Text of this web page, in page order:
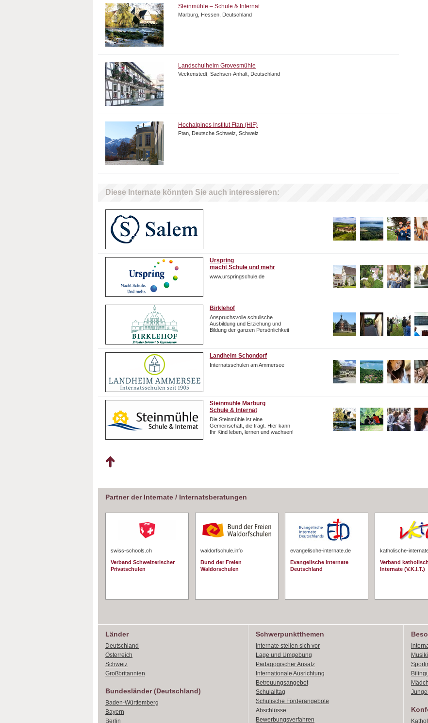
Steinmühle – Schule & Internat
Marburg, Hessen, Deutschland
Landschulheim Grovesmühle
Veckenstedt, Sachsen-Anhalt, Deutschland
Hochalpines Institut Ftan (HIF)
Ftan, Deutsche Schweiz, Schweiz
Diese Internate könnten Sie auch interessieren:
Urspring
macht Schule und mehr
www.urspringschule.de
Birklehof
Anspruchsvolle schulische
Ausbildung und Erziehung und
Bildung der ganzen Persönlichkeit
Landheim Schondorf
Internatsschulen am Ammersee
Steinmühle Marburg
Schule & Internat
Die Steinmühle ist eine
Gemeinschaft, die trägt. Hier kann
Ihr Kind leben, lernen und wachsen!
Partner der Internate / Internatsberatungen
swiss-schools.ch
Verband Schweizerischer
Privatschulen
waldorfschule.info
Bund der Freien
Waldorschulen
evangelische-internate.de
Evangelische Internate
Deutschland
katholische-
Verband
Internate (V.K.I.T.)
Länder
Deutschland
Österreich
Schweiz
Großbritannien
Bundesländer (Deutschland)
Baden-Württemberg
Bayern
Berlin
Schwerpunktthemen
Internate stellen sich vor
Lage und Umgebung
Pädagogischer Ansatz
Internationale Ausrichtung
Betreuungsangebot
Schulalltag
Schulische Förderangebote
Abschlüsse
Bewerbungsverfahren